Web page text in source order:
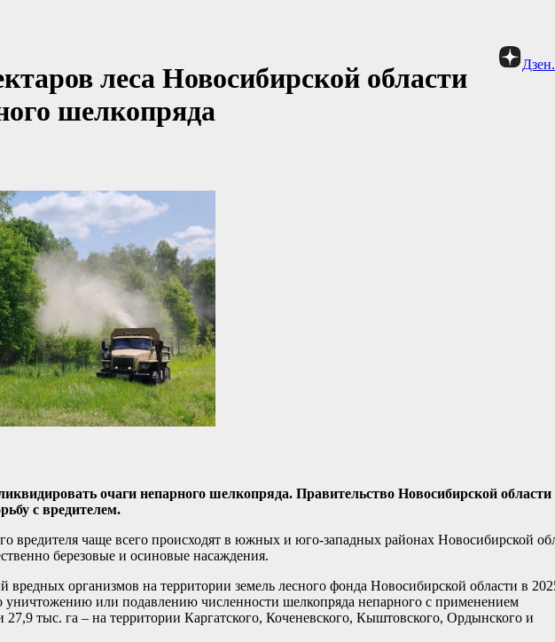
леса Новосибирской области
шелкопряда
очаги непарного шелкопряда. Правительство Новосибирской области
с вредителем.
вредителя чаще всего происходят в южных и юго-западных районах Новосибирской
березовые и осиновые насаждения.
вредных организмов на территории земель лесного фонда Новосибирской области в
уничтожению или подавлению численности шелкопряда непарного с применением
27,9 тыс. га – на территории Каргатского, Коченевского, Кыштовского, Ордынского и